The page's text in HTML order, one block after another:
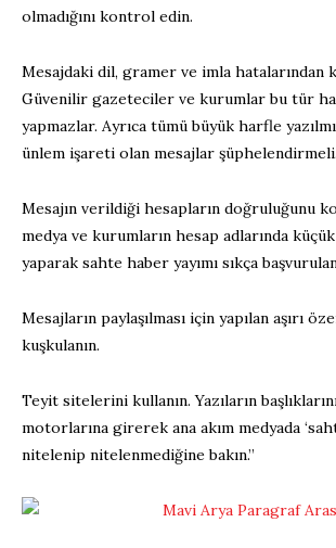
olmadığını kontrol edin.
Mesajdaki dil, gramer ve imla hatalarından
Güvenilir gazeteciler ve kurumlar bu tür
yapmazlar. Ayrıca tümü büyük harfle
ünlem işareti olan mesajlar
Mesajın verildiği hesapların doğruluğunu
medya ve kurumların hesap adlarında
yaparak sahte haber yayımı sıkça
Mesajların paylaşılması için yapılan aşırı
kuşkulanın.
Teyit sitelerini kullanın. Yazıların
motorlarına girerek ana akım medyada
nitelenip nitelenmediğine bakın.”